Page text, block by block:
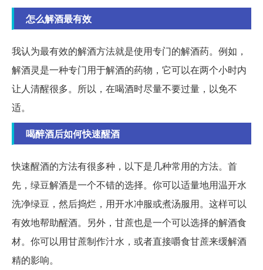
怎么解酒最有效
我认为最有效的解酒方法就是使用专门的解酒药。例如，
解酒灵是一种专门用于解酒的药物，它可以在两个小时内
让人清醒很多。所以，在喝酒时尽量不要过量，以免不
适。
喝醉酒后如何快速醒酒
快速醒酒的方法有很多种，以下是几种常用的方法。首
先，绿豆解酒是一个不错的选择。你可以适量地用温开水
洗净绿豆，然后捣烂，用开水冲服或煮汤服用。这样可以
有效地帮助醒酒。另外，甘蔗也是一个可以选择的解酒食
材。你可以用甘蔗制作汁水，或者直接嚼食甘蔗来缓解酒
精的影响。